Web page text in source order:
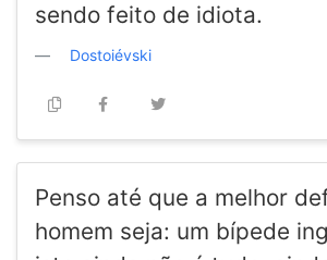
sendo feito de idiota.
Dostoiévski
Penso até que a melhor
homem seja: um bípede